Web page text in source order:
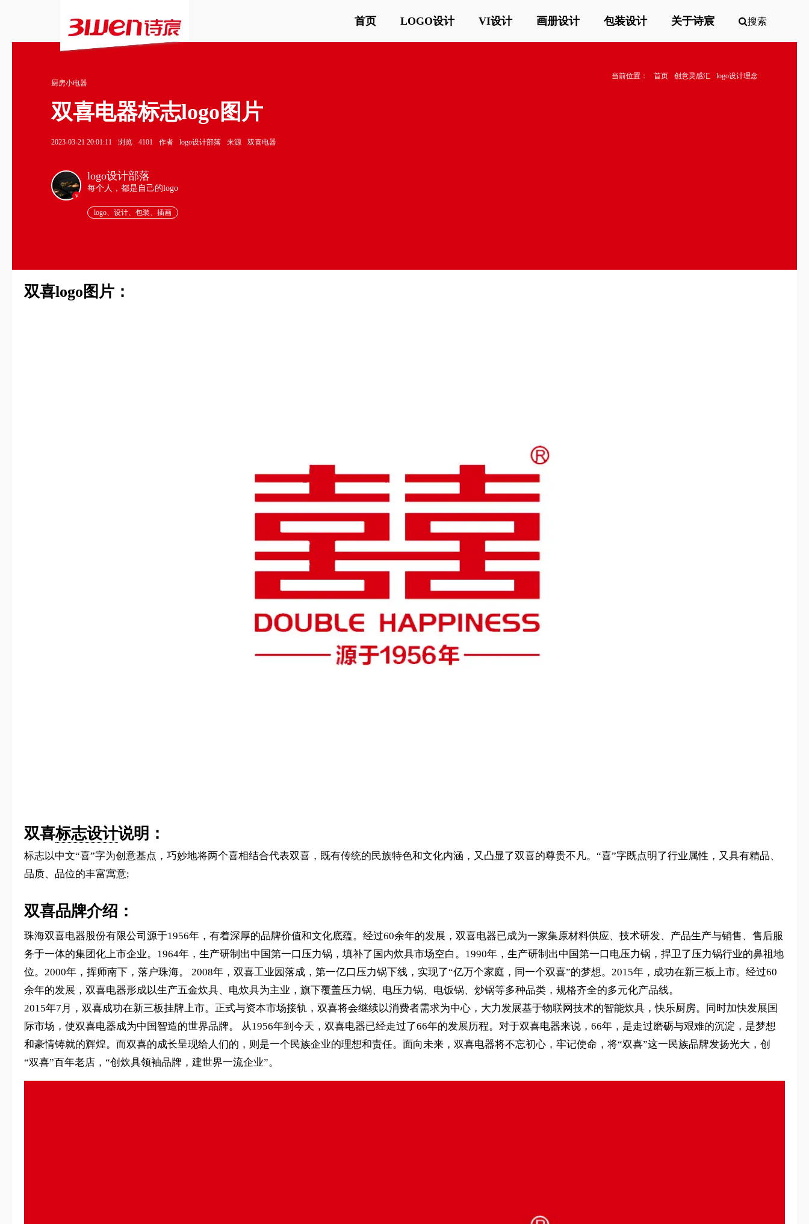
首页 LOGO设计 VI设计 画册设计 包装设计 关于诗宸 搜索
当前位置： 首页 创意灵感汇
logo设计理念
厨房小电器
双喜电器标志logo图片
2023-03-21 20:01:11 浏览 4101 作者 logo设计部落 来源 双喜电器
v
logo设计部落
每个人，都是自己的logo
logo、设计、包装、插画
双喜logo图片：
双喜标志设计说明：
标志以中文“喜”字为创意基点，巧妙地将两个喜相结合代表双喜，既有传统的民族特色和文化内涵，又凸显了双喜的尊贵不凡。“喜”字既点明了行业属性，又具有精品、
品质、品位的丰富寓意;
双喜品牌介绍：
珠海双喜电器股份有限公司源于1956年，有着深厚的品牌价值和文化底蕴。经过60余年的发展，双喜电器已成为一家集原材料供应、技术研发、产品生产与销售、售后服
务于一体的集团化上市企业。1964年，生产研制出中国第一口压力锅，填补了国内炊具市场空白。1990年，生产研制出中国第一口电压力锅，捍卫了压力锅行业的鼻祖地
位。2000年，挥师南下，落户珠海。 2008年，双喜工业园落成，第一亿口压力锅下线，实现了“亿万个家庭，同一个双喜”的梦想。2015年，成功在新三板上市。经过60
余年的发展，双喜电器形成以生产五金炊具、电炊具为主业，旗下覆盖压力锅、电压力锅、电饭锅、炒锅等多种品类，规格齐全的多元化产品线。
2015年7月，双喜成功在新三板挂牌上市。正式与资本市场接轨，双喜将会继续以消费者需求为中心，大力发展基于物联网技术的智能炊具，快乐厨房。同时加快发展国
际市场，使双喜电器成为中国智造的世界品牌。 从1956年到今天，双喜电器已经走过了66年的发展历程。对于双喜电器来说，66年，是走过磨砺与艰难的沉淀，是梦想
和豪情铸就的辉煌。而双喜的成长呈现给人们的，则是一个民族企业的理想和责任。面向未来，双喜电器将不忘初心，牢记使命，将“双喜”这一民族品牌发扬光大，创
“双喜”百年老店，“创炊具领袖品牌，建世界一流企业”。